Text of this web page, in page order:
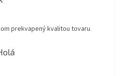
je 5 z 5 hviezdičiek.
prekvapený kvalitou tovaru.
je 5 z 5 hviezdičiek.